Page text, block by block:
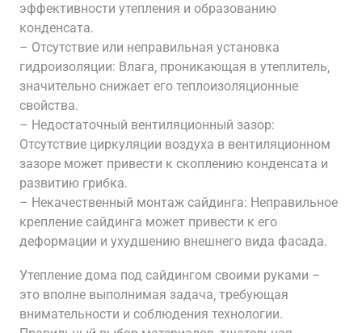
эффективности утепления и образованию
конденсата.
– Отсутствие или неправильная установка
гидроизоляции: Влага‚ проникающая в утеплитель‚
значительно снижает его теплоизоляционные
свойства.
– Недостаточный вентиляционный зазор:
Отсутствие циркуляции воздуха в вентиляционном
зазоре может привести к скоплению конденсата и
развитию грибка.
– Некачественный монтаж сайдинга: Неправильное
крепление сайдинга может привести к его
деформации и ухудшению внешнего вида фасада.
Утепление дома под сайдингом своими руками –
это вполне выполнимая задача‚ требующая
внимательности и соблюдения технологии.